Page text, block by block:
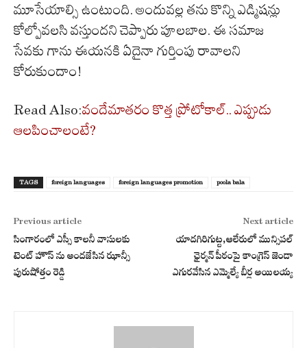
మూసేయాల్సి ఉంటుంది. అందువల్ల తను కొన్ని ఎడ్మిషన్లు
కోల్పోవలసి వస్తుందని చెప్పారు పూలబాల. ఈ సమాజ
సేవకు గాను ఈయనకి ఏదైనా గుర్తింపు రావాలని
కోరుకుందాం!
Read Also:వందేమాతరం కొత్త ప్రోటోకాల్.. ఎప్పుడు
ఆలపించాలంటే?
TAGS foreign languages foreign languages promotion poola bala
Previous article
సింగారంలో ఎస్సీ కాలనీ వాసులకు
టెంట్ హౌస్ ను అందజేసిన ఝాన్సీ
పురుషోత్తం రెడ్డి
Next article
యాదగిరిగుట్ట,ఆలేరులో మున్సిపల్
ఛైర్మన్ పీఠంపై కాంగ్రెస్ జెండా
ఎగురవేసిన ఎమ్మెల్యే బీర్ల అయిలయ్య